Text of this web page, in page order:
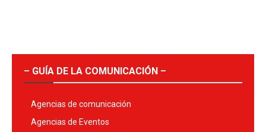
– GUÍA DE LA COMUNICACIÓN –
Agencias de comunicación
Agencias de Eventos